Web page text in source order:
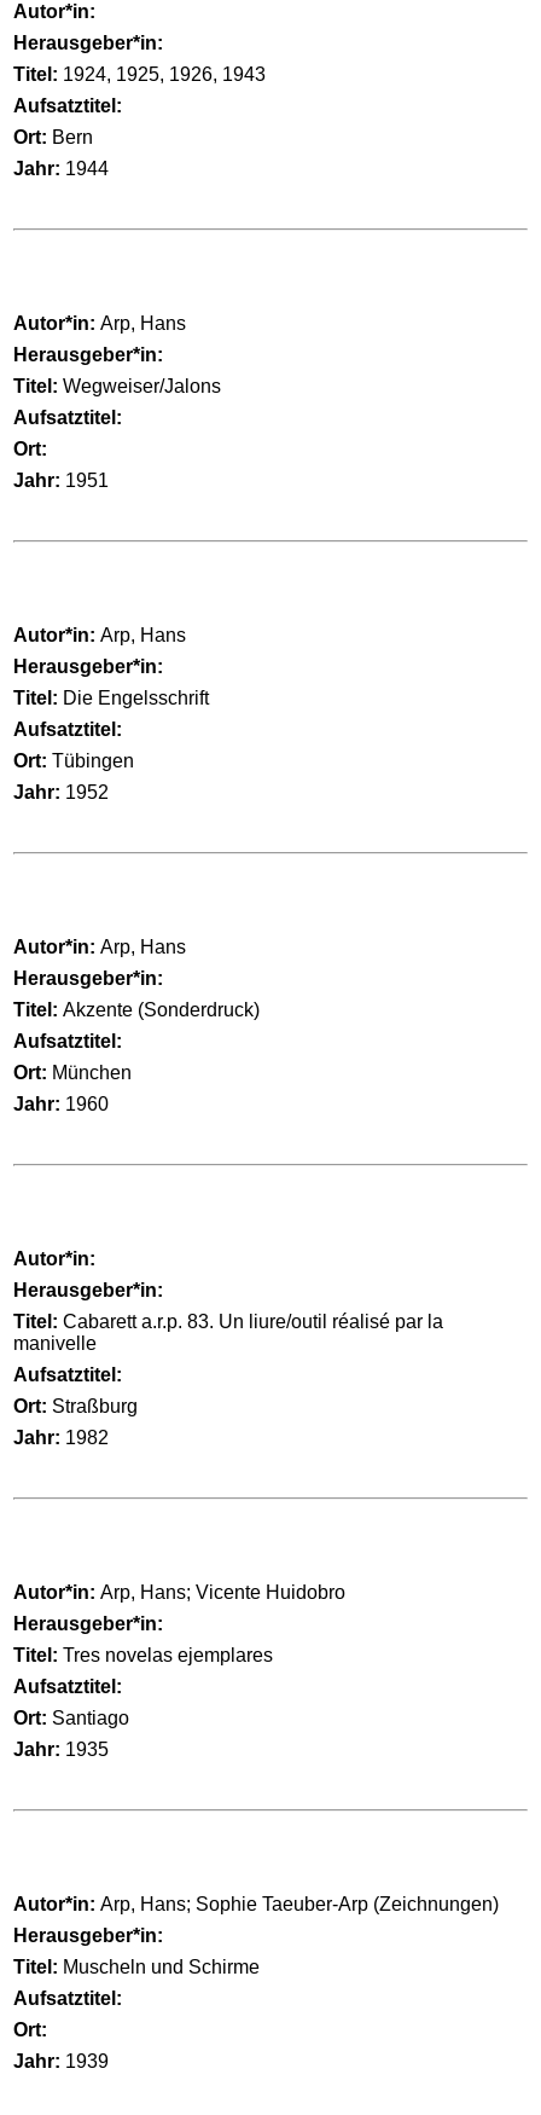
Autor*in:
Herausgeber*in:
Titel: 1924, 1925, 1926, 1943
Aufsatztitel:
Ort: Bern
Jahr: 1944
Autor*in: Arp, Hans
Herausgeber*in:
Titel: Wegweiser/Jalons
Aufsatztitel:
Ort:
Jahr: 1951
Autor*in: Arp, Hans
Herausgeber*in:
Titel: Die Engelsschrift
Aufsatztitel:
Ort: Tübingen
Jahr: 1952
Autor*in: Arp, Hans
Herausgeber*in:
Titel: Akzente (Sonderdruck)
Aufsatztitel:
Ort: München
Jahr: 1960
Autor*in:
Herausgeber*in:
Titel: Cabarett a.r.p. 83. Un liure/outil réalisé par la
manivelle
Aufsatztitel:
Ort: Straßburg
Jahr: 1982
Autor*in: Arp, Hans; Vicente Huidobro
Herausgeber*in:
Titel: Tres novelas ejemplares
Aufsatztitel:
Ort: Santiago
Jahr: 1935
Autor*in: Arp, Hans; Sophie Taeuber-Arp (Zeichnungen)
Herausgeber*in:
Titel: Muscheln und Schirme
Aufsatztitel:
Ort:
Jahr: 1939